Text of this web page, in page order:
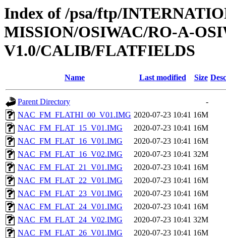
Index of /psa/ftp/
MISSION/OSIWAC/RO-A-
V1.0/CALIB/FLATFIELDS
Name Last modified Size
Parent Directory
-
NAC_FM_FLATHI_00_V01.IMG 2020-07-23 10:41 16M
NAC_FM_FLAT_15_V01.IMG
2020-07-23 10:41 16M
NAC_FM_FLAT_16_V01.IMG
2020-07-23 10:41 16M
NAC_FM_FLAT_16_V02.IMG
2020-07-23 10:41 32M
NAC_FM_FLAT_21_V01.IMG
2020-07-23 10:41 16M
NAC_FM_FLAT_22_V01.IMG
2020-07-23 10:41 16M
NAC_FM_FLAT_23_V01.IMG
2020-07-23 10:41 16M
NAC_FM_FLAT_24_V01.IMG
2020-07-23 10:41 16M
NAC_FM_FLAT_24_V02.IMG
2020-07-23 10:41 32M
NAC_FM_FLAT_26_V01.IMG
2020-07-23 10:41 16M